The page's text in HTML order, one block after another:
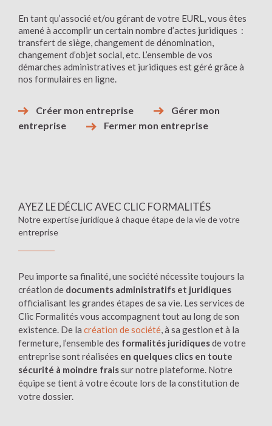
En tant qu’associé et/ou gérant de votre EURL, vous êtes
amené à accomplir un certain nombre d’actes juridiques :
transfert de siège, changement de dénomination,
changement d’objet social, etc. L’ensemble de vos
démarches administratives et juridiques est géré grâce à
nos formulaires en ligne.
Créer mon entreprise
Gérer mon
entreprise
Fermer mon entreprise
AYEZ LE DÉCLIC AVEC CLIC FORMALITÉS
Notre expertise juridique à chaque étape de la vie de votre
entreprise
Peu importe sa finalité, une société nécessite toujours la
création de documents administratifs et juridiques
officialisant les grandes étapes de sa vie. Les services de
Clic Formalités vous accompagnent tout au long de son
existence. De la création de société, à sa gestion et à la
fermeture, l’ensemble des formalités juridiquesde votre
entreprise sont réalisées en quelques clics en toute
sécurité à moindre fraissur notre plateforme. Notre
équipe se tient à votre écoute lors de la constitution de
votre dossier.